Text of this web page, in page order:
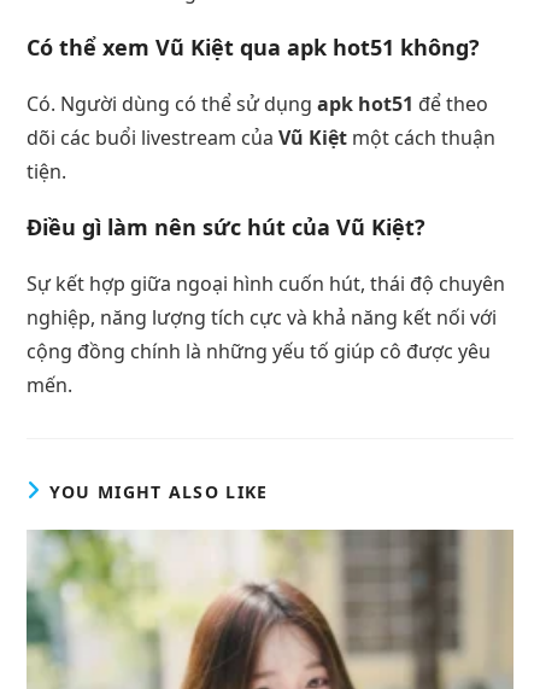
Có thể xem Vũ Kiệt qua apk hot51 không?
Có. Người dùng có thể sử dụngapk hot51 để theo
dõi các buổi livestream củaVũ Kiệt một cách thuận
tiện.
Điều gì làm nên sức hút của Vũ Kiệt?
Sự kết hợp giữa ngoại hình cuốn hút, thái độ chuyên
nghiệp, năng lượng tích cực và khả năng kết nối với
cộng đồng chính là những yếu tố giúp cô được yêu
mến.
YOU MIGHT ALSO LIKE